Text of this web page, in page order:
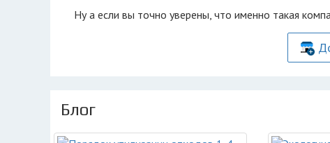
Ну а если вы точно уверены, что именно такая
Блог